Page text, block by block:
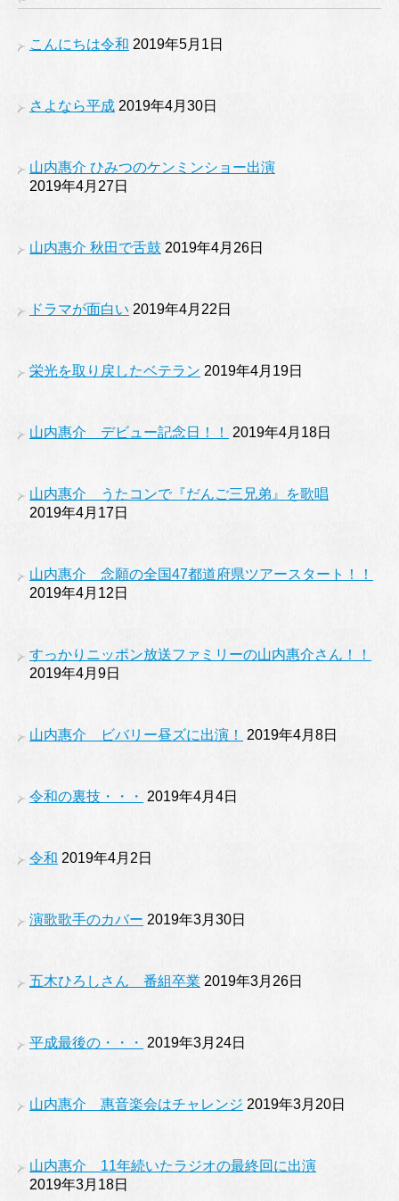
こんにちは令和 2019年5月1日
さよなら平成 2019年4月30日
山内惠介 ひみつのケンミンショー出演
2019年4月27日
山内惠介 秋田で舌鼓 2019年4月26日
ドラマが面白い 2019年4月22日
栄光を取り戻したベテラン 2019年4月19日
山内惠介 デビュー記念日！！ 2019年4月18日
山内惠介 うたコンで『だんご三兄弟』を歌唱
2019年4月17日
山内惠介 念願の全国47都道府県ツアースタート！！
2019年4月12日
すっかりニッポン放送ファミリーの山内惠介さん！！
2019年4月9日
山内惠介 ビバリー昼ズに出演！ 2019年4月8日
令和の裏技・・・ 2019年4月4日
令和 2019年4月2日
演歌歌手のカバー 2019年3月30日
五木ひろしさん 番組卒業 2019年3月26日
平成最後の・・・ 2019年3月24日
山内惠介 惠音楽会はチャレンジ 2019年3月20日
山内惠介 11年続いたラジオの最終回に出演
2019年3月18日